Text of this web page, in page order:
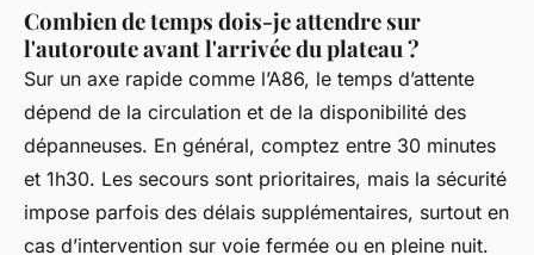
Combien de temps dois-je attendre sur
l'autoroute avant l'arrivée du plateau ?
Sur un axe rapide comme l’A86, le temps d’attente
dépend de la circulation et de la disponibilité des
dépanneuses. En général, comptez entre 30 minutes
et 1h30. Les secours sont prioritaires, mais la sécurité
impose parfois des délais supplémentaires, surtout en
cas d’intervention sur voie fermée ou en pleine nuit.